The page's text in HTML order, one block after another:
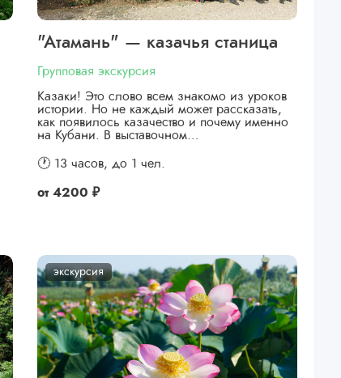
"Атамань" — казачья станица
Групповая экскурсия
Казаки! Это слово всем знакомо из уроков
истории. Но не каждый может рассказать,
как появилось казачество и почему именно
на Кубани. В выставочном…
🕐 13 часов, до 1 чел.
от 4200 ₽
экскурсия